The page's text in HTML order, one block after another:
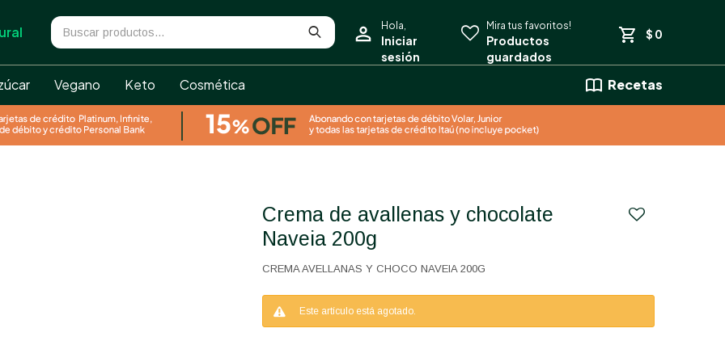
Vegano Keto Cosmética Recetas
$ 0
Crema de avallenas y chocolate
Naveia 200g
CREMA AVELLANAS Y CHOCO NAVEIA 200G
Este artículo está agotado.